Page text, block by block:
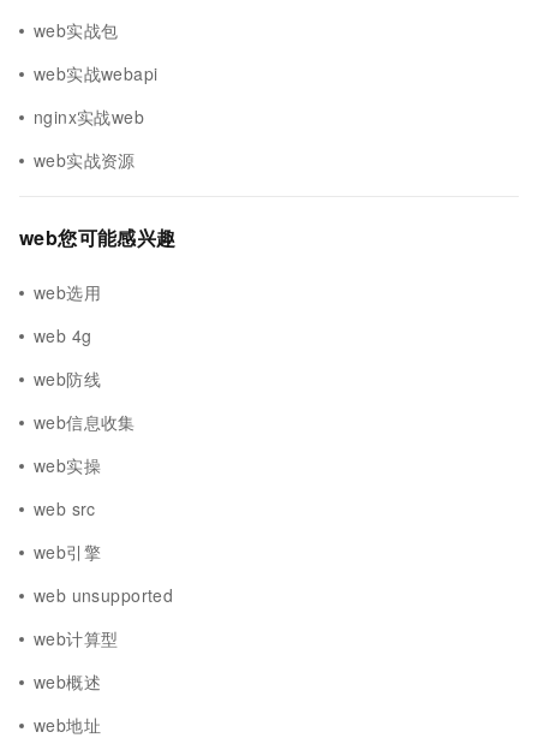
web实战包
web实战webapi
nginx实战web
web实战资源
web您可能感兴趣
web选用
web 4g
web防线
web信息收集
web实操
web src
web引擎
web unsupported
web计算型
web概述
web地址